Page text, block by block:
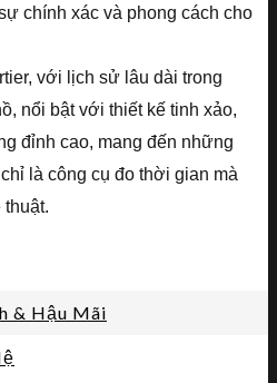
chính xác và phong cách cho
với lịch sử lâu dài trong
nổi bật với thiết kế tinh xảo,
đỉnh cao, mang đến những
là công cụ đo thời gian mà
thuật.
& Hậu Mãi